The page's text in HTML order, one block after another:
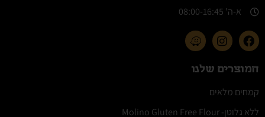
א-ה' 08:00-16:45​
המוצרים שלנו
קמחים מלאים
ללא גלוטן- Molino Gluten Free Flour